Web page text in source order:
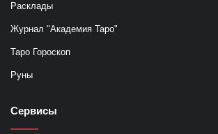
Расклады
Журнал "Академия Таро"
Таро Гороскоп
Руны
Сервисы